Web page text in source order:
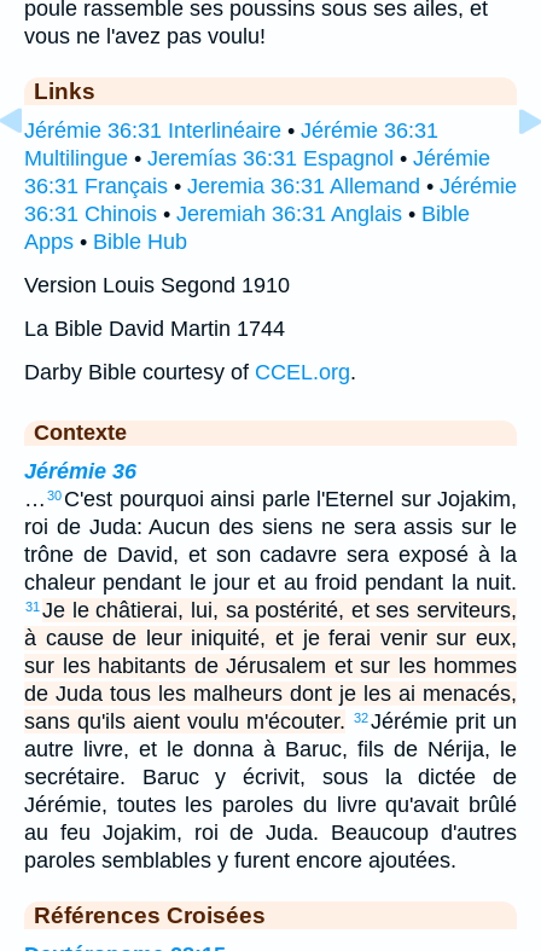
poule rassemble ses poussins sous ses ailes, et
vous ne l'avez pas voulu!
Links
Jérémie 36:31 Interlinéaire • Jérémie 36:31
Multilingue • Jeremías 36:31 Espagnol • Jérémie
36:31 Français • Jeremia 36:31 Allemand • Jérémie
36:31 Chinois • Jeremiah 36:31 Anglais • Bible
Apps • Bible Hub
Version Louis Segond 1910
La Bible David Martin 1744
Darby Bible courtesy of CCEL.org.
Contexte
Jérémie 36
… 30 C'est pourquoi ainsi parle l'Eternel sur Jojakim,
roi de Juda: Aucun des siens ne sera assis sur le
trône de David, et son cadavre sera exposé à la
chaleur pendant le jour et au froid pendant la nuit.
31 Je le châtierai, lui, sa postérité, et ses serviteurs,
à cause de leur iniquité, et je ferai venir sur eux,
sur les habitants de Jérusalem et sur les hommes
de Juda tous les malheurs dont je les ai menacés,
sans qu'ils aient voulu m'écouter.
32Jérémie prit un
autre livre, et le donna à Baruc, fils de Nérija, le
secrétaire. Baruc y écrivit, sous la dictée de
Jérémie, toutes les paroles du livre qu'avait brûlé
au feu Jojakim, roi de Juda. Beaucoup d'autres
paroles semblables y furent encore ajoutées.
Références Croisées